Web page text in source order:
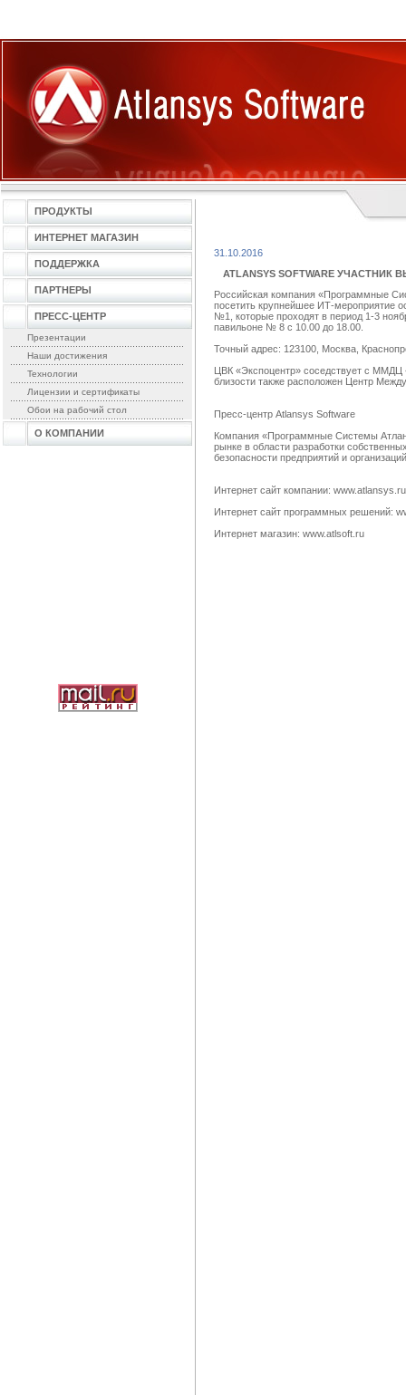
ПРОДУКТЫ
ИНТЕРНЕТ МАГАЗИН
ПОДДЕРЖКА
ПАРТНЕРЫ
ПРЕСС-ЦЕНТР
Презентации
Наши достижения
Технологии
Лицензии и сертификаты
Обои на рабочий стол
О КОМПАНИИ
31.10.2016
ATLANSYS SOFTWARE УЧАСТНИК
Российская компания «Программные
посетить крупнейшее ИТ-мероприятие
№1, которые проходят в период 1-3
павильоне № 8 с 10.00 до 18.00.
Точный адрес: 123100, Москва,
ЦВК «Экспоцентр» соседствует с
близости также расположен Центр
Пресс-центр Atlansys Software
Компания «Программные Системы
рынке в области разработки
безопасности предприятий и
Интернет сайт компании: www.atlansys.ru
Интернет сайт программных решений:
Интернет магазин: www.atlsoft.ru